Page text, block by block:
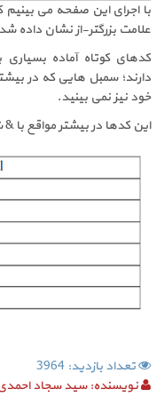
با اجرای این صفحه می
علامت بزرگتر-از نشان داده
کدهای کوتاه آماده
دارند؛ سمبل هایی که در
خود نیز نمی بینید.
این کدها در بیشتر مواقع با&
تعداد بازدید: 3964
نویسنده:سید سجاد